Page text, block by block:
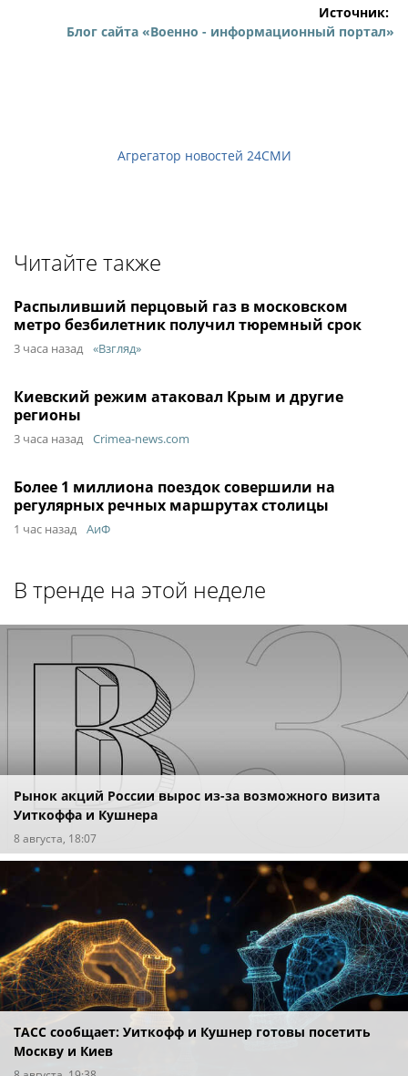
Источник:
Блог сайта «Военно - информационный портал»
Агрегатор новостей 24СМИ
Читайте также
Распыливший перцовый газ в московском
метро безбилетник получил тюремный срок
3 часа назад «Взгляд»
Киевский режим атаковал Крым и другие
регионы
3 часа назад Crimea-news.com
Более 1 миллиона поездок совершили на
регулярных речных маршрутах столицы
1 час назад АиФ
В тренде на этой неделе
Рынок акций России вырос из-за возможного визита
Уиткоффа и Кушнера
8 августа, 18:07
ТАСС сообщает: Уиткофф и Кушнер готовы посетить
Москву и Киев